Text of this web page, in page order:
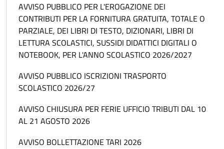
AVVISO PUBBLICO PER L'EROGAZIONE DEI
CONTRIBUTI PER LA FORNITURA GRATUITA, TOTALE O
PARZIALE, DEI LIBRI DI TESTO, DIZIONARI, LIBRI DI
LETTURA SCOLASTICI, SUSSIDI DIDATTICI DIGITALI O
NOTEBOOK, PER L'ANNO SCOLASTICO 2026/2027
AVVISO PUBBLICO ISCRIZIONI TRASPORTO
SCOLASTICO 2026/27
AVVISO CHIUSURA PER FERIE UFFICIO TRIBUTI DAL 10
AL 21 AGOSTO 2026
AVVISO BOLLETTAZIONE TARI 2026